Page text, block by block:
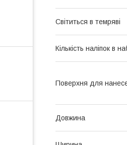
Світиться в темряві
Кількість наліпок в
Поверхня для
Довжина